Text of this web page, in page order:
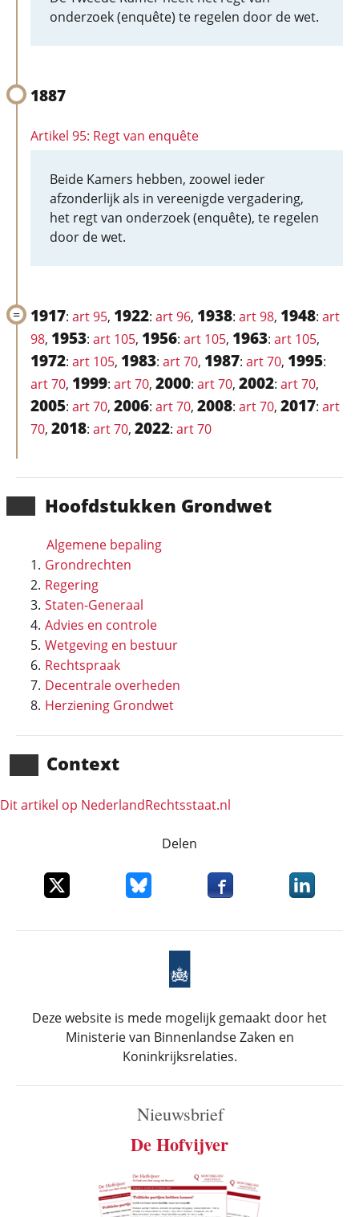
Hoofd­stukken Grondwet
Algemene bepaling
Grondrechten
Regering
Staten-Generaal
Advies en controle
Wetgeving en bestuur
Rechtspraak
Decentrale overheden
Herziening Grondwet
Context
Dit artikel op NederlandRechts­staat.nl
onderzoek (enquête) te regelen door de wet.
1887
Artikel 95: Regt van enquête
Beide Kamers hebben, zoowel ieder
afzonderlijk als in vereenigde vergadering,
het regt van onderzoek (enquête), te regelen
door de wet.
1917: art 95, 1922: art 96, 1938: art 98, 1948: art
98, 1953: art 105, 1956: art 105, 1963: art 105,
1972: art 105, 1983: art 70, 1987: art 70, 1995:
art 70, 1999: art 70, 2000: art 70, 2002: art 70,
2005: art 70, 2006: art 70, 2008: art 70, 2017: art
70, 2018: art 70, 2022: art 70
Delen
Deel dit item op XDeel dit item op Bluesky
Deel dit item opDeel dit
Deze website is mede mogelijk gemaakt door het
Ministerie van Binnenlandse Zaken en
Koninkrijksrelaties.
Nieuwsbrief
De Hofvijver